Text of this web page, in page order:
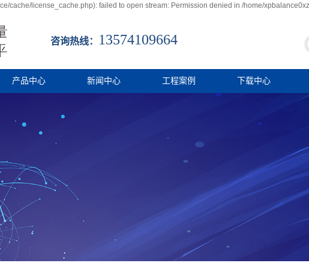
cache/license_cache.php): failed to open stream: Permission denied in /home/
咨询热线： 13574109664
产品中心 新闻中心 工程案例 下载中心